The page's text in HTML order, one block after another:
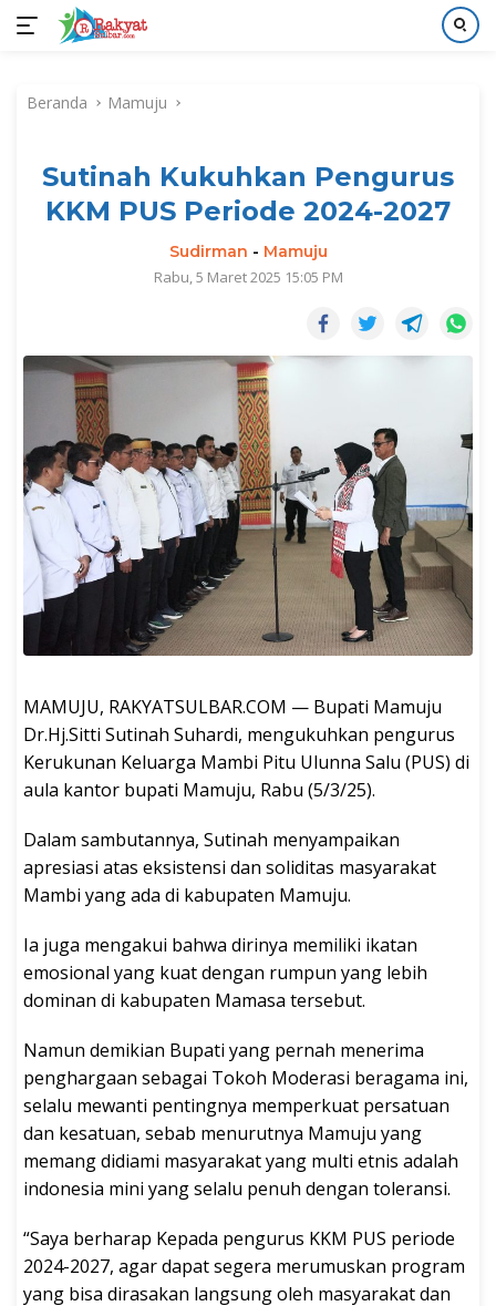
kontenBeranda Mamuju
Sutinah Kukuhkan Pengurus
KKM PUS Periode 2024-2027
Sudirman - Mamuju
Rabu, 5 Maret 2025 15:05 PM
MAMUJU, RAKYATSULBAR.COM — Bupati Mamuju
Dr.Hj.Sitti Sutinah Suhardi, mengukuhkan pengurus
Kerukunan Keluarga Mambi Pitu Ulunna Salu (PUS) di
aula kantor bupati Mamuju, Rabu (5/3/25).
Dalam sambutannya, Sutinah menyampaikan
apresiasi atas eksistensi dan soliditas masyarakat
Mambi yang ada di kabupaten Mamuju.
Ia juga mengakui bahwa dirinya memiliki ikatan
emosional yang kuat dengan rumpun yang lebih
dominan di kabupaten Mamasa tersebut.
Namun demikian Bupati yang pernah menerima
penghargaan sebagai Tokoh Moderasi beragama ini,
selalu mewanti pentingnya memperkuat persatuan
dan kesatuan, sebab menurutnya Mamuju yang
memang didiami masyarakat yang multi etnis adalah
indonesia mini yang selalu penuh dengan toleransi.
“Saya berharap Kepada pengurus KKM PUS periode
2024-2027, agar dapat segera merumuskan program
yang bisa dirasakan langsung oleh masyarakat dan